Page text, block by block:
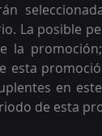
La posible
la
en
de esta